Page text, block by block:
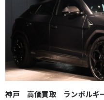
神戸 高価買取 ランボルギ